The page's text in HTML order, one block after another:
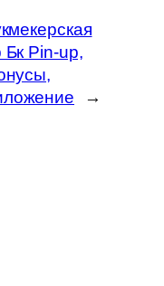
Pin-up,
→